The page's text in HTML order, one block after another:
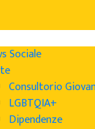
Sociale
Consultorio
LGBTQIA+
Dipendenze